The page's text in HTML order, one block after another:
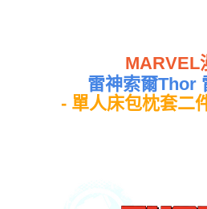
每筆NT$80，滿NT$699(含以上)免運
MARVEL
雷神索爾Thor
- 單人床包枕套二